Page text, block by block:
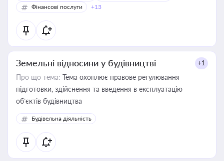
Фінансові послуги
+13
Земельні відносини у будівництві +1
Про що тема: Тема охоплює правове регулювання
підготовки, здійснення та введення в експлуатацію
об’єктів будівництва
Будівельна діяльність